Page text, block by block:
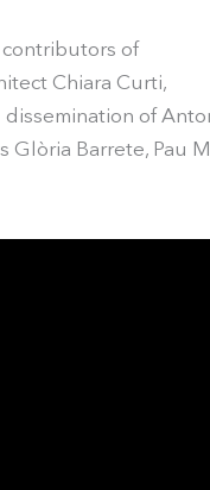
of
Chiara Curti,
of
Glòria Barrete, Pau